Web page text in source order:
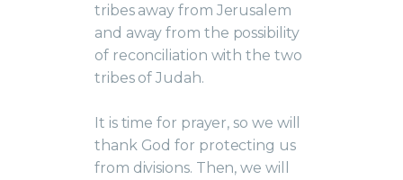
tribes away from Jerusalem
and away from the possibility
of reconciliation with the two
tribes of Judah.
It is time for prayer, so we will
thank God for protecting us
from divisions. Then, we will